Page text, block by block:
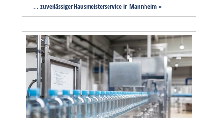
... zuverlässiger Hausmeisterservice in Mannheim »